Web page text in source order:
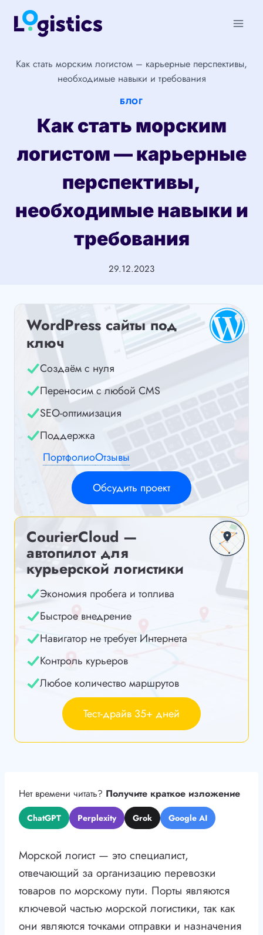
Перейти
Как стать морским логистом – карьерные перспективы,
необходимые навыки и требования
БЛОГ
Как стать морским
логистом — карьерные
перспективы,
необходимые навыки и
требования
29.12.2023
WordPress сайты под
ключ
Создаём с нуля
Переносим с любой CMS
SEO-оптимизация
Поддержка
ПортфолиоОтзывы
Обсудить проект
CourierCloud —
автопилот для
курьерской логистики
Экономия пробега и топлива
Быстрое внедрение
Навигатор не требует Интернета
Контроль курьеров
Любое количество маршрутов
Тест-драйв 35+ дней
Нет времени читать? Получите краткое изложение
ChatGPT Perplexity Grok Google AI
Морской логист — это специалист,
отвечающий за организацию перевозки
товаров по морскому пути. Порты являются
ключевой частью морской логистики, так как
они являются точками отправки и назначения